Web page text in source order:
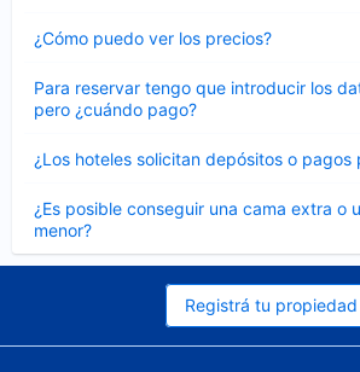
¿Cómo puedo ver los precios?
cerrado
Para reservar tengo que introducir los
pero ¿cuándo pago?
cerrado
¿Los hoteles solicitan depósitos o pagos
cerrado
¿Es posible conseguir una cama extra o
menor?
cerrado
Registrá tu propiedad